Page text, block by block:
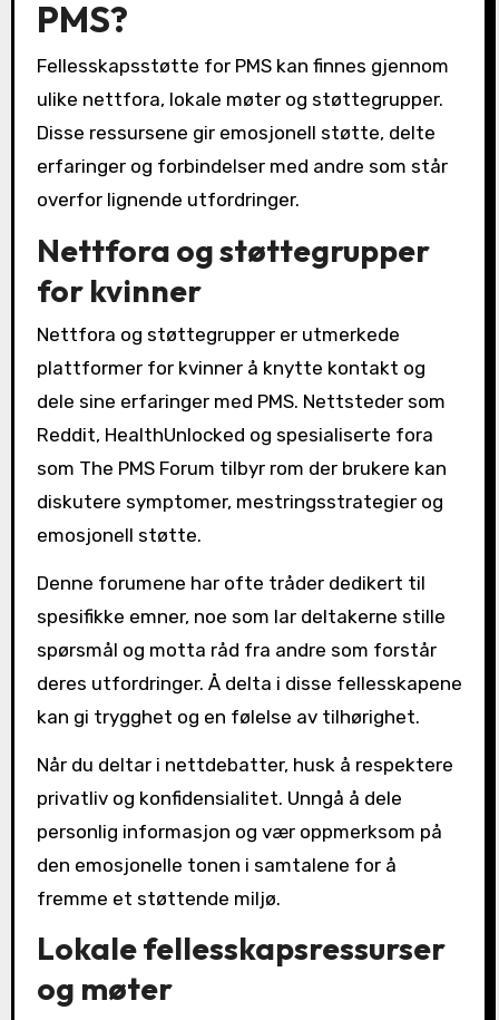
PMS?
Fellesskapsstøtte for PMS kan finnes gjennom
ulike nettfora, lokale møter og støttegrupper.
Disse ressursene gir emosjonell støtte, delte
erfaringer og forbindelser med andre som står
overfor lignende utfordringer.
Nettfora og støttegrupper
for kvinner
Nettfora og støttegrupper er utmerkede
plattformer for kvinner å knytte kontakt og
dele sine erfaringer med PMS. Nettsteder som
Reddit, HealthUnlocked og spesialiserte fora
som The PMS Forum tilbyr rom der brukere kan
diskutere symptomer, mestringsstrategier og
emosjonell støtte.
Denne forumene har ofte tråder dedikert til
spesifikke emner, noe som lar deltakerne stille
spørsmål og motta råd fra andre som forstår
deres utfordringer. Å delta i disse fellesskapene
kan gi trygghet og en følelse av tilhørighet.
Når du deltar i nettdebatter, husk å respektere
privatliv og konfidensialitet. Unngå å dele
personlig informasjon og vær oppmerksom på
den emosjonelle tonen i samtalene for å
fremme et støttende miljø.
Lokale fellesskapsressurser
og møter